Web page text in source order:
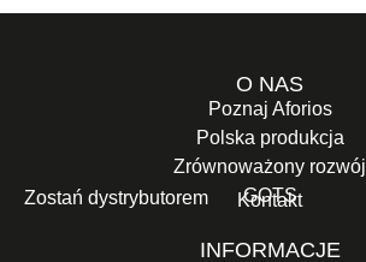
O NAS
Poznaj Aforios
Polska produkcja
Zrównoważony rozwój
GOTS
Zostań dystrybutorem Kontakt
INFORMACJE